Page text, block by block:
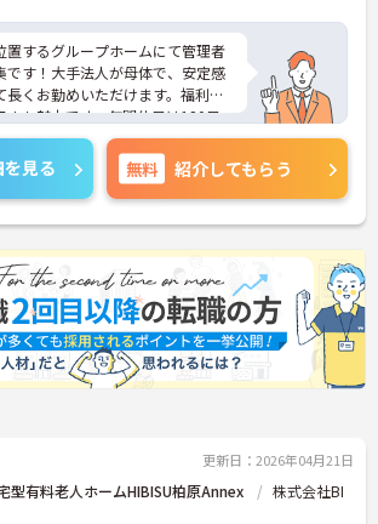
置するグループホームにて管理者
です！大手法人が母体で、安定感
長くお勤めいただけます。福利厚
さも魅力です。年間休日は120日
クライフバランスを重視した働き
、面接対策ポイントなど、さらに
しますのでお気軽にご相談くださ
を見る 無料 紹介してもらう
更新日：2026年04月21日
型有料老人ホームHIBISU柏原Annex
株式会社BI